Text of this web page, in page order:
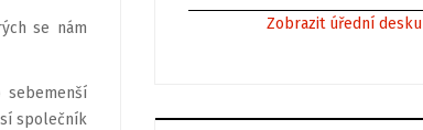
se nám
sebemenší
společník
Zobrazit úřední desku